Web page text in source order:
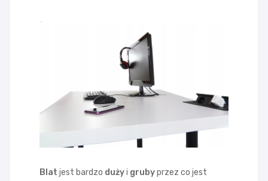
Blat jest bardzo dużyi grubyprzez co jest